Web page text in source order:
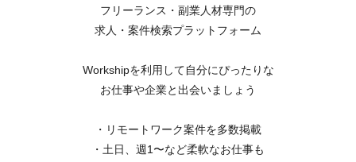
フリーランス・副業人材専門の
求人・案件検索プラットフォーム
Workshipを利用して自分にぴったりな
お仕事や企業と出会いましょう
・リモートワーク案件を多数掲載
・土日、週1〜など柔軟なお仕事も